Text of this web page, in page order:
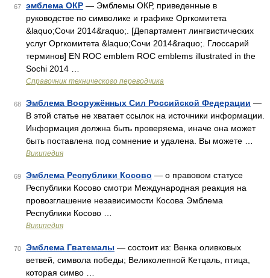
67 эмблема ОКР — Эмблемы ОКР, приведенные в
руководстве по символике и графике Оргкомитета
&laquo;Сочи 2014&raquo;. [Департамент лингвистических
услуг Оргкомитета &laquo;Сочи 2014&raquo;. Глоссарий
терминов] EN ROC emblem ROC emblems illustrated in the
Sochi 2014 …
Справочник технического переводчика
68 Эмблема Вооружённых Сил Российской Федерации —
В этой статье не хватает ссылок на источники информации.
Информация должна быть проверяема, иначе она может
быть поставлена под сомнение и удалена. Вы можете …
Википедия
69 Эмблема Республики Косово — о правовом статусе
Республики Косово смотри Международная реакция на
провозглашение независимости Косова Эмблема
Республики Косово …
Википедия
70 Эмблема Гватемалы — состоит из: Венка оливковых
ветвей, символа победы; Великолепной Кетцаль, птица,
которая симво …